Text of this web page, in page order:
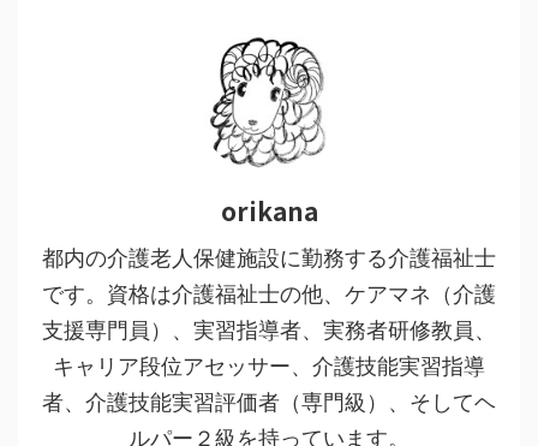
orikana
都内の介護老人保健施設に勤務する介護福祉士
です。資格は介護福祉士の他、ケアマネ（介護
支援専門員）、実習指導者、実務者研修教員、
キャリア段位アセッサー、介護技能実習指導
者、介護技能実習評価者（専門級）、そしてヘ
ルパー２級を持っています。